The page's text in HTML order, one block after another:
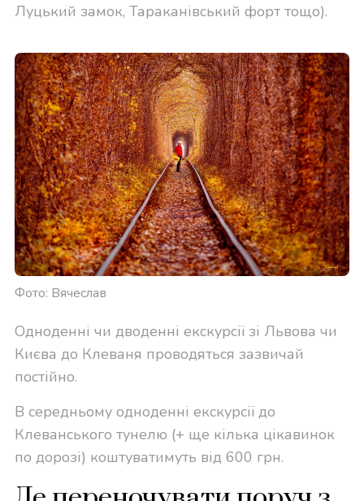
Луцький замок, Тараканівський форт тощо).
Фото: Вячеслав
Одноденні чи дводенні екскурсії зі Львова чи
Києва до Клеваня проводяться зазвичай
постійно.
В середньому одноденні екскурсії до
Клеванського тунелю (+ ще кілька цікавинок
по дорозі) коштуватимуть від 600 грн.